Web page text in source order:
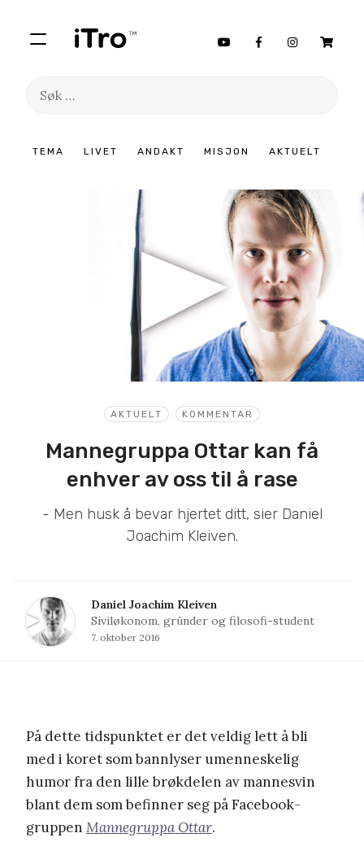
TEMA LIVET ANDAKT MISJON AKTUELT
Søk
AKTUELT KOMMENTAR
Mannegruppa Ottar kan få
enhver av oss til å rase
- Men husk å bevar hjertet ditt, sier Daniel
Joachim Kleiven.
Daniel Joachim Kleiven
Siviløkonom, gründer og filosofi-student
7. oktober 2016
På dette tidspunktet er det veldig lett å bli
med i koret som bannlyser umenneskelig
humor fra den lille brøkdelen av mannesvin
blant dem som befinner seg på Facebook-
gruppen Mannegruppa Ottar.